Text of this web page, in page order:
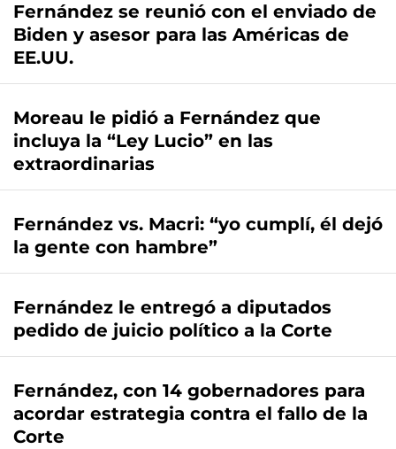
Fernández se reunió con el enviado de
Biden y asesor para las Américas de
EE.UU.
Moreau le pidió a Fernández que
incluya la “Ley Lucio” en las
extraordinarias
Fernández vs. Macri: “yo cumplí, él dejó
la gente con hambre”
Fernández le entregó a diputados
pedido de juicio político a la Corte
Fernández, con 14 gobernadores para
acordar estrategia contra el fallo de la
Corte